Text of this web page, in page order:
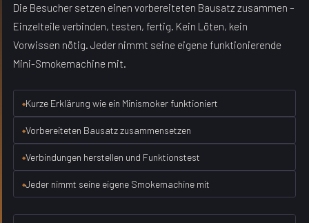
Die Besucher setzen einen vorbereiteten Bausatz zusammen –
Einzelteile verbinden, testen, fertig. Kein Löten, kein
Vorwissen nötig. Jeder nimmt seine eigene funktionierende
Mini-Smokemachine mit.
Kurze Erklärung wie ein Minismoker funktioniert
Vorbereiteten Bausatz zusammensetzen
Verbindungen herstellen und Funktionstest
Jeder nimmt seine eigene Smokemachine mit